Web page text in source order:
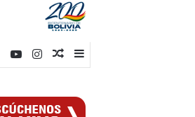
Barra
Publicación
azar
Instagram
YouTube
Twitter